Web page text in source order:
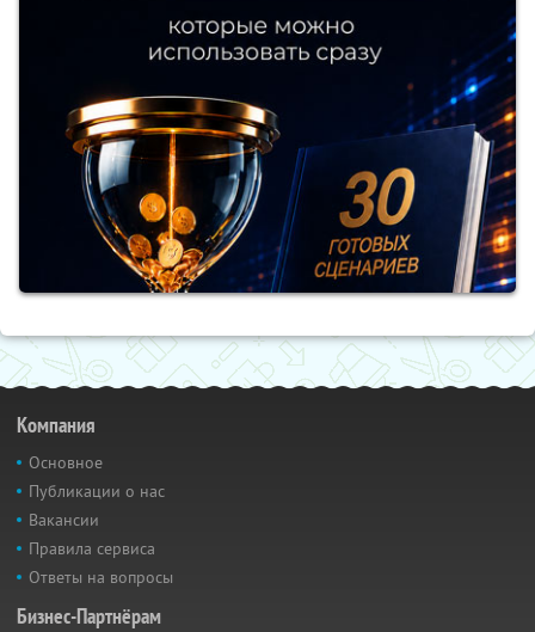
Компания
Основное
Публикации о нас
Вакансии
Правила сервиса
Ответы на вопросы
Бизнес-Партнёрам